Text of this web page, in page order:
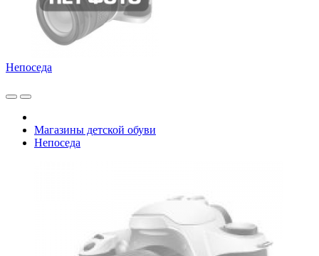
Непоседа
Магазины детской обуви
Непоседа